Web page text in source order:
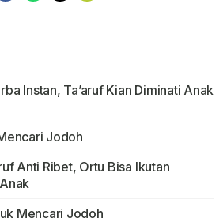
Instan, Ta’aruf Kian Diminati Anak
Jodoh
Anti Ribet, Ortu Bisa Ikutan
Mencari Jodoh